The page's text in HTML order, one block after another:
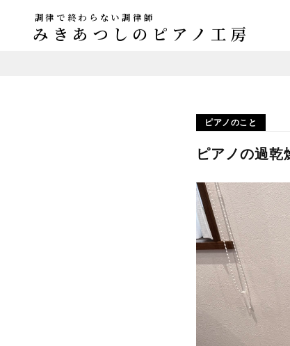
調律で終わらない調律師
みきあつしのピアノ工房
ピアノのこと
ピアノの過乾